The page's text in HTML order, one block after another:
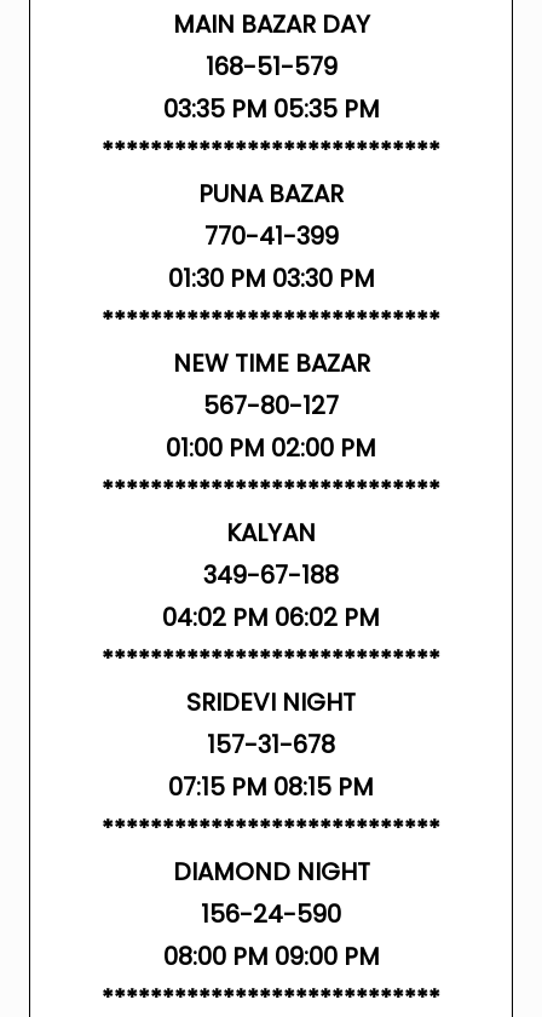
MAIN BAZAR DAY
168-51-579
03:35 PM 05:35 PM
****************************
PUNA BAZAR
770-41-399
01:30 PM 03:30 PM
****************************
NEW TIME BAZAR
567-80-127
01:00 PM 02:00 PM
****************************
KALYAN
349-67-188
04:02 PM 06:02 PM
****************************
SRIDEVI NIGHT
157-31-678
07:15 PM 08:15 PM
****************************
DIAMOND NIGHT
156-24-590
08:00 PM 09:00 PM
****************************